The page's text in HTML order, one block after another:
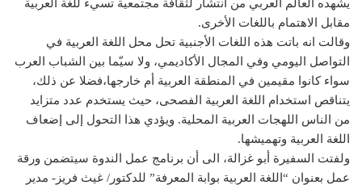
يشهده العالم العربي من انتشار لثقافة مجتمعية تسيء للغة العربية
مقابل الاهتمام باللغات الأخرى.
وقالت انه باتت هذه اللغات الأجنبية تحل محل اللغة العربية في
التواصل اليومي وفي المجال الأكاديمي، ولا سيّما بين الشباب العرب
سواء كانوا مقيمين في المنطقة العربية أم خارجها،فضلا عن ذلك،
يتناقص استخدام اللغة العربية الفصحى، حيث يستخدم عدد متزايد
من الناس اللهجات العربية المحلية. ويؤدي هذا التحول إلى إضعاف
اللغة العربية وتهميشها.
ولفتت السفيرة أبو غزالة، الى أن برنامج عمل الندوة سيتضمن ورقة
عمل بعنوان “اللغة العربية بوابة المعرفة” للدكتور/ غيث فريز- مدير